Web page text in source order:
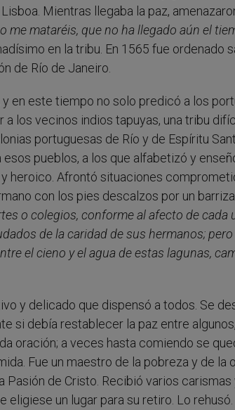
Mientras llegaba la paz,
me mataréis, que no ha llegado aún el
en la tribu. En 1565 fue ordenado
de Río de Janeiro.
en este tiempo no solo predicó a los
los vecinos indios tapuyas, una tribu
portuguesas de Río y de Espíritu
pueblos, a los que alfabetizó y
heroico. Afrontó situaciones
con los pies descalzos por un
o colegios, conforme al afecto de cada
de la caridad de sus hermanos;
el cieno y el agua de estas lagunas,
y delicado que dispensó a todos. Se
si debía restablecer la paz entre
oración; a veces hasta comiendo se
Fue un maestro de la pobreza y de la
de Cristo. Recibió varios carismas
un lugar para su retiro. Lo